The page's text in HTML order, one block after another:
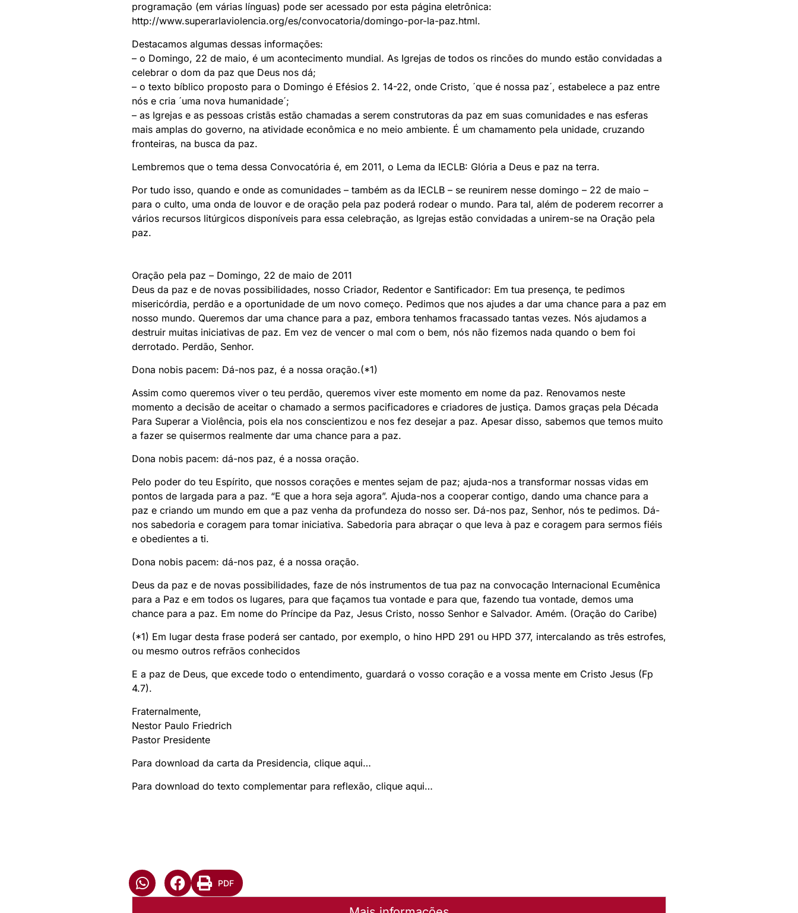
programação (em várias línguas) pode ser acessado por esta página eletrônica:
http://www.superarlaviolencia.org/es/convocatoria/domingo-por-la-paz.html.
Destacamos algumas dessas informações:
– o Domingo, 22 de maio, é um acontecimento mundial. As Igrejas de todos os rincões do mundo estão convidadas a
celebrar o dom da paz que Deus nos dá;
– o texto bíblico proposto para o Domingo é Efésios 2. 14-22, onde Cristo, ´que é nossa paz´, estabelece a paz entre
nós e cria ´uma nova humanidade´;
– as Igrejas e as pessoas cristãs estão chamadas a serem construtoras da paz em suas comunidades e nas esferas
mais amplas do governo, na atividade econômica e no meio ambiente. É um chamamento pela unidade, cruzando
fronteiras, na busca da paz.
Lembremos que o tema dessa Convocatória é, em 2011, o Lema da IECLB: Glória a Deus e paz na terra.
Por tudo isso, quando e onde as comunidades – também as da IECLB – se reunirem nesse domingo – 22 de maio –
para o culto, uma onda de louvor e de oração pela paz poderá rodear o mundo. Para tal, além de poderem recorrer a
vários recursos litúrgicos disponíveis para essa celebração, as Igrejas estão convidadas a unirem-se na Oração pela
paz.
Oração pela paz – Domingo, 22 de maio de 2011
Deus da paz e de novas possibilidades, nosso Criador, Redentor e Santificador: Em tua presença, te pedimos
misericórdia, perdão e a oportunidade de um novo começo. Pedimos que nos ajudes a dar uma chance para a paz em
nosso mundo. Queremos dar uma chance para a paz, embora tenhamos fracassado tantas vezes. Nós ajudamos a
destruir muitas iniciativas de paz. Em vez de vencer o mal com o bem, nós não fizemos nada quando o bem foi
derrotado. Perdão, Senhor.
Dona nobis pacem: Dá-nos paz, é a nossa oração.(*1)
Assim como queremos viver o teu perdão, queremos viver este momento em nome da paz. Renovamos neste
momento a decisão de aceitar o chamado a sermos pacificadores e criadores de justiça. Damos graças pela Década
Para Superar a Violência, pois ela nos conscientizou e nos fez desejar a paz. Apesar disso, sabemos que temos muito
a fazer se quisermos realmente dar uma chance para a paz.
Dona nobis pacem: dá-nos paz, é a nossa oração.
Pelo poder do teu Espírito, que nossos corações e mentes sejam de paz; ajuda-nos a transformar nossas vidas em
pontos de largada para a paz. “E que a hora seja agora”. Ajuda-nos a cooperar contigo, dando uma chance para a
paz e criando um mundo em que a paz venha da profundeza do nosso ser. Dá-nos paz, Senhor, nós te pedimos. Dá-
nos sabedoria e coragem para tomar iniciativa. Sabedoria para abraçar o que leva à paz e coragem para sermos fiéis
e obedientes a ti.
Dona nobis pacem: dá-nos paz, é a nossa oração.
Deus da paz e de novas possibilidades, faze de nós instrumentos de tua paz na convocação Internacional Ecumênica
para a Paz e em todos os lugares, para que façamos tua vontade e para que, fazendo tua vontade, demos uma
chance para a paz. Em nome do Príncipe da Paz, Jesus Cristo, nosso Senhor e Salvador. Amém. (Oração do Caribe)
(*1) Em lugar desta frase poderá ser cantado, por exemplo, o hino HPD 291 ou HPD 377, intercalando as três estrofes,
ou mesmo outros refrãos conhecidos
E a paz de Deus, que excede todo o entendimento, guardará o vosso coração e a vossa mente em Cristo Jesus (Fp
4.7).
Fraternalmente,
Nestor Paulo Friedrich
Pastor Presidente
Para download da carta da Presidencia, clique aqui…
Para download do texto complementar para reflexão, clique aqui…
PDF